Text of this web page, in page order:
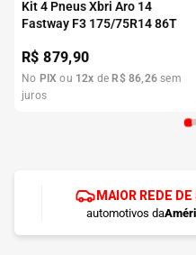
Kit 4 Pneus Xbri Aro 14
Fastway F3 175/75R14 86T
R$879,90
No PIX ou 12x de R$ 86,26 sem
juros
MAIOR REDE
automotivos da